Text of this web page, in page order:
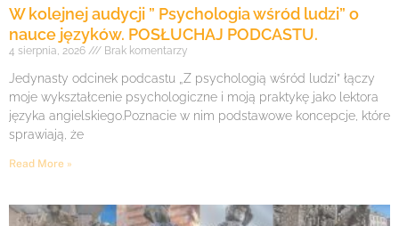
W kolejnej audycji ” Psychologia wśród ludzi” o
nauce języków. POSŁUCHAJ PODCASTU.
4 sierpnia, 2026 Brak komentarzy
Jedynasty odcinek podcastu „Z psychologią wśród ludzi” łączy
moje wykształcenie psychologiczne i moją praktykę jako lektora
języka angielskiego.Poznacie w nim podstawowe koncepcje, które
sprawiają, że
Read More »